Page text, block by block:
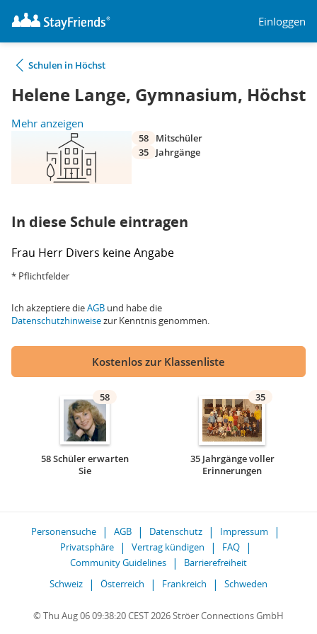
Einloggen
Schulen in Höchst
Helene Lange, Gymnasium, Höchst
Mehr anzeigen
58
Mitschüler
35
Jahrgänge
In diese Schule eintragen
Frau Herr Divers keine Angabe
* Pflichtfelder
Ich akzeptiere dieAGB und habe die
Datenschutzhinweisezur Kenntnis genommen.
Kostenlos zur Klassenliste
58
58 Schüler erwarten
Sie
35
35 Jahrgänge voller
Erinnerungen
Personensuche AGB Datenschutz
Impressum
Privatsphäre
Vertrag kündigen
FAQ
Community Guidelines
Barrierefreiheit
Schweiz
Österreich Frankreich Schweden
© Thu Aug 06 09:38:20 CEST 2026 Ströer Connections GmbH